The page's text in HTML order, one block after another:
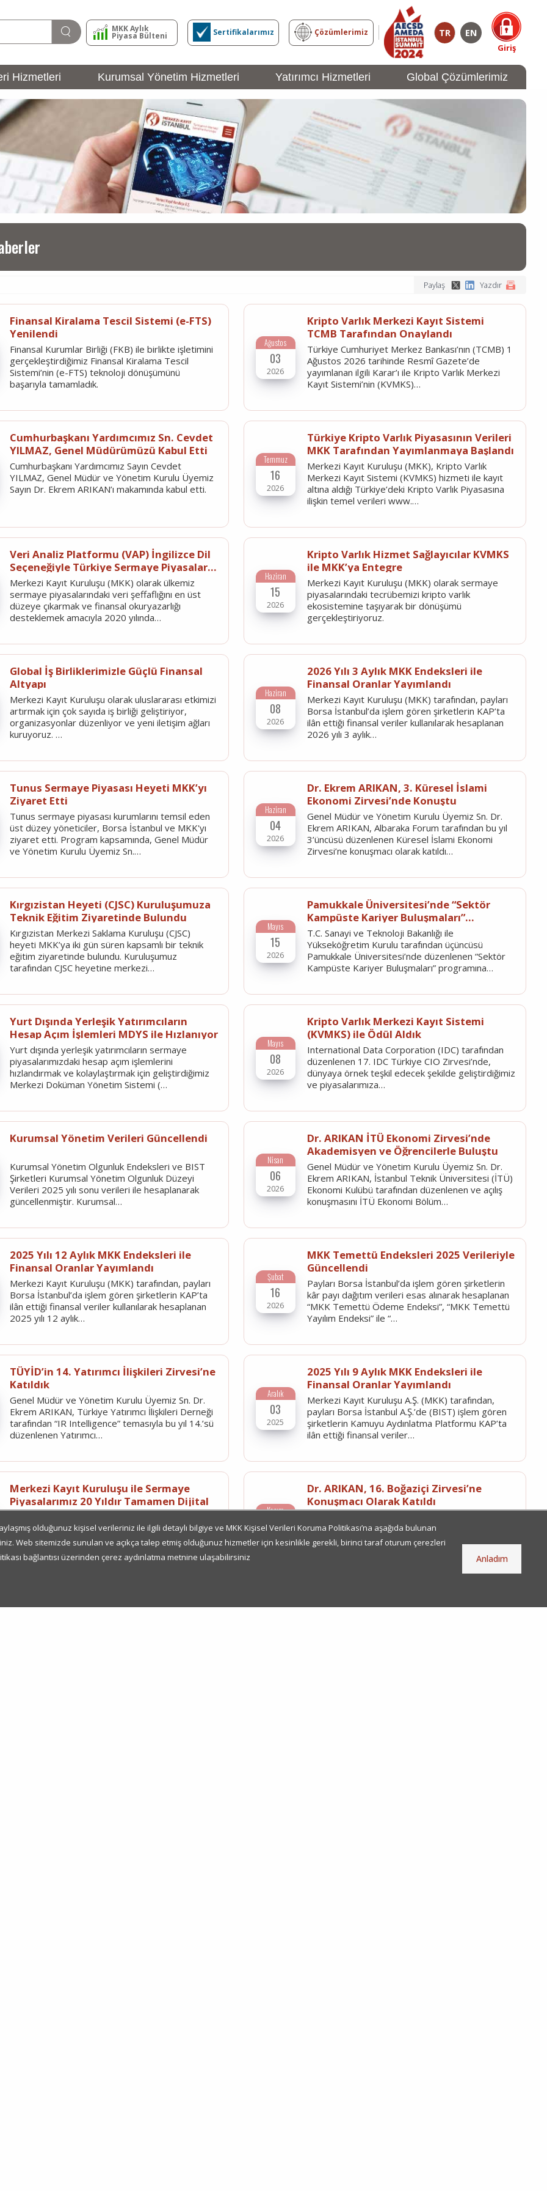
MKK Aylık
Piyasa Bülteni Sertifikalarımız Çözümlerimiz TR EN
Giriş
İHRAÇÇI
Girişi
YATIRIMCI
Girişi
Hizmetleri Kurumsal Yönetim Hizmetleri Yatırımcı Hizmetleri Global Çözümlerimiz
Paylaş Yazdır
olduğunuz kişisel verileriniz ile ilgili detaylı bilgiye ve MKK Kişisel Verileri Koruma Politikası’na aşağıda bulunan
Web sitemizde sunulan ve açıkça talep etmiş olduğunuz hizmetler için kesinlikle gerekli, birinci taraf oturum çerezleri
bağlantısı üzerinden çerez aydınlatma metnine ulaşabilirsiniz
Anladım
Finansal Kiralama Tescil Sistemi (e-FTS)
Yenilendi
Finansal Kurumlar Birliği (FKB) ile birlikte işletimini
gerçekleştirdiğimiz Finansal Kiralama Tescil
Sistemi’nin (e-FTS) teknoloji dönüşümünü
başarıyla tamamladık.
Ağustos
03
2026
Kripto Varlık Merkezi Kayıt Sistemi
TCMB Tarafından Onaylandı
Türkiye Cumhuriyet Merkez Bankası’nın (TCMB) 1
Ağustos 2026 tarihinde Resmî Gazete’de
yayımlanan ilgili Karar’ı ile Kripto Varlık Merkezi
Kayıt Sistemi’nin (KVMKS)…
Cumhurbaşkanı Yardımcımız Sn. Cevdet
YILMAZ, Genel Müdürümüzü Kabul Etti
Cumhurbaşkanı Yardımcımız Sayın Cevdet
YILMAZ, Genel Müdür ve Yönetim Kurulu Üyemiz
Sayın Dr. Ekrem ARIKAN’ı makamında kabul etti.
Temmuz
16
2026
Türkiye Kripto Varlık Piyasasının Verileri
MKK Tarafından Yayımlanmaya Başlandı
Merkezi Kayıt Kuruluşu (MKK), Kripto Varlık
Merkezi Kayıt Sistemi (KVMKS) hizmeti ile kayıt
altına aldığı Türkiye’deki Kripto Varlık Piyasasına
ilişkin temel verileri www.…
Veri Analiz Platformu (VAP) İngilizce Dil
Seçeneğiyle Türkiye Sermaye Piyasaları
Verilerini Dünyaya Açıyor
Merkezi Kayıt Kuruluşu (MKK) olarak ülkemiz
sermaye piyasalarındaki veri şeffaflığını en üst
düzeye çıkarmak ve finansal okuryazarlığı
desteklemek amacıyla 2020 yılında…
Haziran
15
2026
Kripto Varlık Hizmet Sağlayıcılar KVMKS
ile MKK’ya Entegre
Merkezi Kayıt Kuruluşu (MKK) olarak sermaye
piyasalarındaki tecrübemizi kripto varlık
ekosistemine taşıyarak bir dönüşümü
gerçekleştiriyoruz.
Global İş Birliklerimizle Güçlü Finansal
Altyapı
Merkezi Kayıt Kuruluşu olarak uluslararası etkimizi
artırmak için çok sayıda iş birliği geliştiriyor,
organizasyonlar düzenliyor ve yeni iletişim ağları
kuruyoruz. …
Haziran
08
2026
2026 Yılı 3 Aylık MKK Endeksleri ile
Finansal Oranlar Yayımlandı
Merkezi Kayıt Kuruluşu (MKK) tarafından, payları
Borsa İstanbul’da işlem gören şirketlerin KAP’ta
ilân ettiği finansal veriler kullanılarak hesaplanan
2026 yılı 3 aylık…
Tunus Sermaye Piyasası Heyeti MKK’yı
Ziyaret Etti
Tunus sermaye piyasası kurumlarını temsil eden
üst düzey yöneticiler, Borsa İstanbul ve MKK'yı
ziyaret etti. Program kapsamında, Genel Müdür
ve Yönetim Kurulu Üyemiz Sn.…
Haziran
04
2026
Dr. Ekrem ARIKAN, 3. Küresel İslami
Ekonomi Zirvesi’nde Konuştu
Genel Müdür ve Yönetim Kurulu Üyemiz Sn. Dr.
Ekrem ARIKAN, Albaraka Forum tarafından bu yıl
3’üncüsü düzenlenen Küresel İslami Ekonomi
Zirvesi’ne konuşmacı olarak katıldı…
Kırgızistan Heyeti (CJSC) Kuruluşumuza
Teknik Eğitim Ziyaretinde Bulundu
Kırgızistan Merkezi Saklama Kuruluşu (CJSC)
heyeti MKK’ya iki gün süren kapsamlı bir teknik
eğitim ziyaretinde bulundu. Kuruluşumuz
tarafından CJSC heyetine merkezi…
Mayıs
15
2026
Pamukkale Üniversitesi’nde “Sektör
Kampüste Kariyer Buluşmaları”
Programına Katıldık
T.C. Sanayi ve Teknoloji Bakanlığı ile
Yükseköğretim Kurulu tarafından üçüncüsü
Pamukkale Üniversitesi’nde düzenlenen “Sektör
Kampüste Kariyer Buluşmaları” programına…
Yurt Dışında Yerleşik Yatırımcıların
Hesap Açım İşlemleri MDYS ile Hızlanıyor
Yurt dışında yerleşik yatırımcıların sermaye
piyasalarımızdaki hesap açım işlemlerini
hızlandırmak ve kolaylaştırmak için geliştirdiğimiz
Merkezi Doküman Yönetim Sistemi (…
Mayıs
08
2026
Kripto Varlık Merkezi Kayıt Sistemi
(KVMKS) ile Ödül Aldık
International Data Corporation (IDC) tarafından
düzenlenen 17. IDC Türkiye CIO Zirvesi’nde,
dünyaya örnek teşkil edecek şekilde geliştirdiğimiz
ve piyasalarımıza…
Kurumsal Yönetim Verileri Güncellendi
Kurumsal Yönetim Olgunluk Endeksleri ve BIST
Şirketleri Kurumsal Yönetim Olgunluk Düzeyi
Verileri 2025 yılı sonu verileri ile hesaplanarak
güncellenmiştir. Kurumsal…
Nisan
06
2026
Dr. ARIKAN İTÜ Ekonomi Zirvesi’nde
Akademisyen ve Öğrencilerle Buluştu
Genel Müdür ve Yönetim Kurulu Üyemiz Sn. Dr.
Ekrem ARIKAN, İstanbul Teknik Üniversitesi (İTÜ)
Ekonomi Kulübü tarafından düzenlenen ve açılış
konuşmasını İTÜ Ekonomi Bölüm…
2025 Yılı 12 Aylık MKK Endeksleri ile
Finansal Oranlar Yayımlandı
Merkezi Kayıt Kuruluşu (MKK) tarafından, payları
Borsa İstanbul’da işlem gören şirketlerin KAP’ta
ilân ettiği finansal veriler kullanılarak hesaplanan
2025 yılı 12 aylık…
Şubat
16
2026
MKK Temettü Endeksleri 2025 Verileriyle
Güncellendi
Payları Borsa İstanbul’da işlem gören şirketlerin
kâr payı dağıtım verileri esas alınarak hesaplanan
“MKK Temettü Ödeme Endeksi”, “MKK Temettü
Yayılım Endeksi” ile “…
TÜYİD’in 14. Yatırımcı İlişkileri Zirvesi’ne
Katıldık
Genel Müdür ve Yönetim Kurulu Üyemiz Sn. Dr.
Ekrem ARIKAN, Türkiye Yatırımcı İlişkileri Derneği
tarafından “IR Intelligence” temasıyla bu yıl 14.’sü
düzenlenen Yatırımcı…
Aralık
03
2025
2025 Yılı 9 Aylık MKK Endeksleri ile
Finansal Oranlar Yayımlandı
Merkezi Kayıt Kuruluşu A.Ş. (MKK) tarafından,
payları Borsa İstanbul A.Ş.’de (BIST) işlem gören
şirketlerin Kamuyu Aydınlatma Platformu KAP’ta
ilân ettiği finansal veriler…
Merkezi Kayıt Kuruluşu ile Sermaye
Piyasalarımız 20 Yıldır Tamamen Dijital
2005’ten bu yana sermaye piyasalarımızdaki
menkul kıymetleri dijital ortamda kayıt altında
tutarak, ilgili tüm süreçlerin…
Kasım
07
2025
Dr. ARIKAN, 16. Boğaziçi Zirvesi’ne
Konuşmacı Olarak Katıldı
Ekrem ARIKAN, bu yıl 16.’sı düzenlenen Boğaziçi
Zirvesi’ne konuşmacı olarak katıldı.
9. Türkiye Sermaye Piyasaları
Sn. Dr. Ekrem ARIKAN, CSDC Heyetini